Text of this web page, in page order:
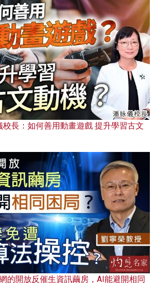
長：如何善用動畫遊戲 提升學習古文
的開放反催生資訊繭房，AI能避開相同